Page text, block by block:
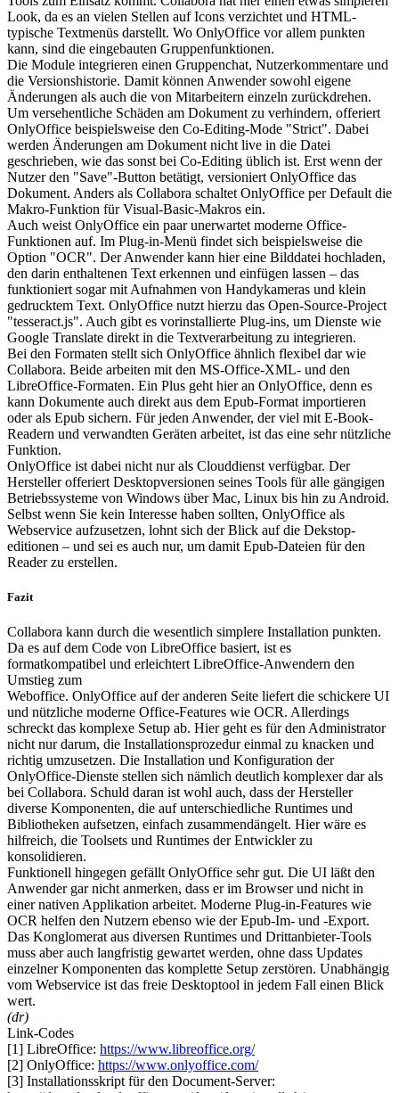
Look, da es an vielen Stellen auf Icons verzichtet und HTML-
typische Textmenüs darstellt. Wo OnlyOffice vor allem punkten
kann, sind die eingebauten Gruppenfunktionen.
Die Module integrieren einen Gruppenchat, Nutzerkommentare und
die Versionshistorie. Damit können Anwender sowohl eigene
Änderungen als auch die von Mitarbeitern einzeln zurückdrehen.
Um versehentliche Schäden am Dokument zu verhindern, offeriert
OnlyOffice beispielsweise den Co-Editing-Mode "Strict". Dabei
werden Änderungen am Dokument nicht live in die Datei
geschrieben, wie das sonst bei Co-Editing üblich ist. Erst wenn der
Nutzer den "Save"-Button betätigt, versioniert OnlyOffice das
Dokument. Anders als Collabora schaltet OnlyOffice per Default die
Makro-Funktion für Visual-Basic-Makros ein.
Auch weist OnlyOffice ein paar unerwartet moderne Office-
Funktionen auf. Im Plug-in-Menü findet sich beispielsweise die
Option "OCR". Der Anwender kann hier eine Bilddatei hochladen,
den darin enthaltenen Text erkennen und einfügen lassen – das
funktioniert sogar mit Aufnahmen von Handykameras und klein
gedrucktem Text. OnlyOffice nutzt hierzu das Open-Source-Project
"tesseract.js". Auch gibt es vorinstallierte Plug-ins, um Dienste wie
Google Translate direkt in die Textverarbeitung zu integrieren.
Bei den Formaten stellt sich OnlyOffice ähnlich flexibel dar wie
Collabora. Beide arbeiten mit den MS-Office-XML- und den
LibreOffice-Formaten. Ein Plus geht hier an OnlyOffice, denn es
kann Dokumente auch direkt aus dem Epub-Format importieren
oder als Epub sichern. Für jeden Anwender, der viel mit E-Book-
Readern und verwandten Geräten arbeitet, ist das eine sehr nützliche
Funktion.
OnlyOffice ist dabei nicht nur als Clouddienst verfügbar. Der
Hersteller offeriert Desktopversionen seines Tools für alle gängigen
Betriebssysteme von Windows über Mac, Linux bis hin zu Android.
Selbst wenn Sie kein Interesse haben sollten, Only­Office als
Webservice aufzusetzen, lohnt sich der Blick auf die Dekstop­
editionen – und sei es auch nur, um damit Epub-Dateien für den
Reader zu erstellen.
Fazit
Collabora kann durch die wesentlich simplere Installation punkten.
Da es auf dem Code von LibreOffice basiert, ist es
formatkompatibel und erleichtert LibreOffice-Anwendern den
Umstieg zum
Weboffice. OnlyOffice auf der anderen Seite liefert die schickere UI
und nützliche moderne Office-Features wie OCR. Allerdings
schreckt das komplexe Setup ab. Hier geht es für den Administrator
nicht nur darum, die Installationsprozedur einmal zu knacken und
richtig umzusetzen. Die Installation und Konfiguration der
OnlyOffice-Dienste stellen sich nämlich deutlich komplexer dar als
bei Collabora. Schuld daran ist wohl auch, dass der Hersteller
diverse Komponenten, die auf unterschiedliche Runtimes und
Bibliotheken aufsetzen, einfach zusammendängelt. Hier wäre es
hilfreich, die Toolsets und Runtimes der Entwickler zu
konsolidieren.
Funktionell hingegen gefällt OnlyOffice sehr gut. Die UI läßt den
Anwender gar nicht anmerken, dass er im Browser und nicht in
einer nativen Applikation arbeitet. Moderne Plug-in-Features wie
OCR helfen den Nutzern ebenso wie der Epub-Im- und -Export.
Das Konglomerat aus diversen Runtimes und Drittanbieter-Tools
muss aber auch langfristig gewartet werden, ohne dass Updates
einzelner Komponenten das komplette Setup zerstören. Unabhängig
vom Webservice ist das freie Desktoptool in jedem Fall einen Blick
wert.
(dr)
Link-Codes
[1] LibreOffice: https://www.libreoffice.org/
[2] OnlyOffice: https://www.onlyoffice.com/
[3] Installationsskript für den Document-Server: